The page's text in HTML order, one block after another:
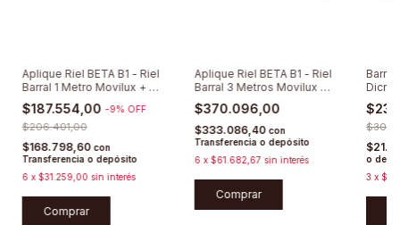
Aplique Riel BETA B1 - Riel
Barral 1 Metro Movilux + 4
Spots Direccionables
$187.554,00 -9% OFF
$206.401,00
$168.798,60 con
Transferencia o depósito
6 x $31.259,00 sin interés
Comprar
Aplique Riel BETA B1 - Riel
Barral 3 Metros Movilux +
6 Spots Direccionables
$370.096,00
$333.086,40 con
Transferencia o depósito
6 x $61.682,67 sin interés
Comprar
Barral
o
3 x